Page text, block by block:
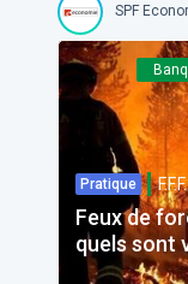
SPF
Pratique F.F.F.
Feux de
quels sont
voyage est